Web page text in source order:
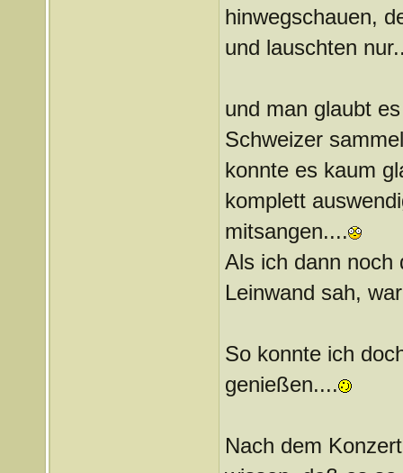
hinwegschauen,
und lauschten
und man glaubt
Schweizer
konnte es kaum
komplett
mitsangen....
Als ich dann noch
Leinwand sah,
So konnte ich
genießen....
Nach dem